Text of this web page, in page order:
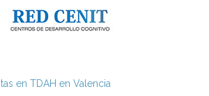
en TDAH en Valencia